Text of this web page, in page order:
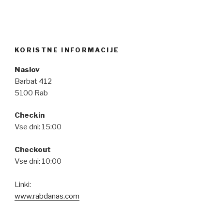
KORISTNE INFORMACIJE
Naslov
Barbat 412
5100 Rab
Checkin
Vse dni: 15:00
Checkout
Vse dni: 10:00
Linki:
www.rabdanas.com